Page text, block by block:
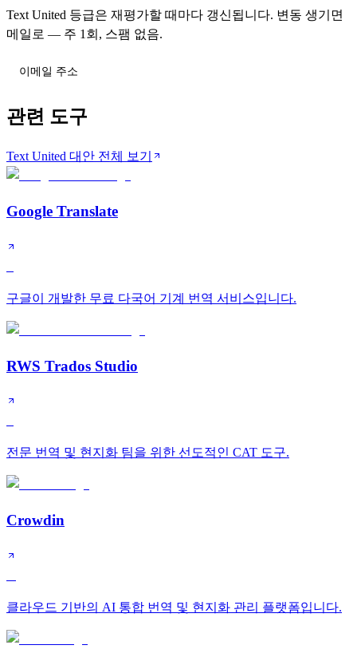
Text United 등급은 재평가할 때마다 갱신됩니다. 변동 생기면
메일로 — 주 1회, 스팸 없음.
관련 도구
Text United 대안 전체 보기
Google Translate
구글이 개발한 무료 다국어 기계 번역 서비스입니다.
RWS Trados Studio
전문 번역 및 현지화 팀을 위한 선도적인 CAT 도구.
Crowdin
클라우드 기반의 AI 통합 번역 및 현지화 관리 플랫폼입니다.